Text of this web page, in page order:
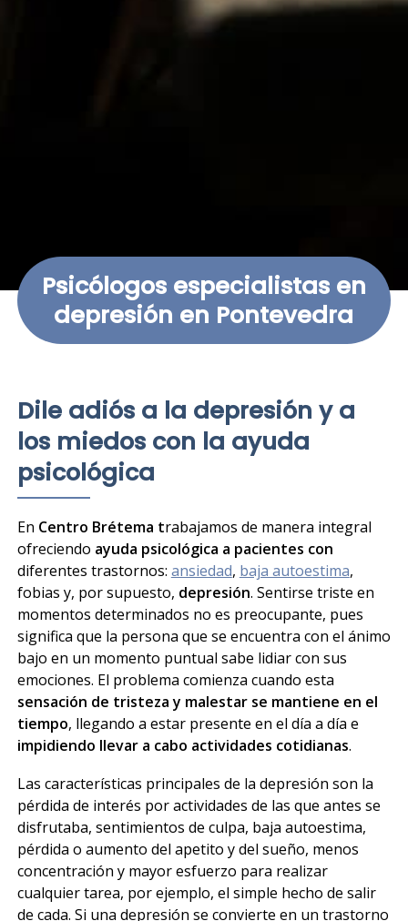
Psicólogos especialistas en
depresión en Pontevedra
Dile adiós a la depresión y a
los miedos con la ayuda
psicológica
En Centro Brétema trabajamos de manera integral
ofreciendo ayuda psicológica a pacientes con
diferentes trastornos: ansiedad, baja autoestima,
fobias y, por supuesto, depresión. Sentirse triste en
momentos determinados no es preocupante, pues
significa que la persona que se encuentra con el ánimo
bajo en un momento puntual sabe lidiar con sus
emociones. El problema comienza cuando esta
sensación de tristeza y malestar se mantiene en el
tiempo, llegando a estar presente en el día a día e
impidiendo llevar a cabo actividades cotidianas.
Las características principales de la depresión son la
pérdida de interés por actividades de las que antes se
disfrutaba, sentimientos de culpa, baja autoestima,
pérdida o aumento del apetito y del sueño, menos
concentración y mayor esfuerzo para realizar
cualquier tarea, por ejemplo, el simple hecho de salir
de cada. Si una depresión se convierte en un trastorno